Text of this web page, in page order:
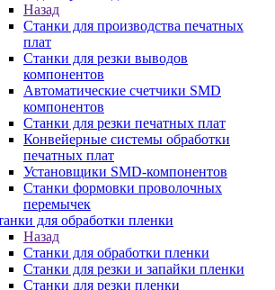
Назад
Станки для производства печатных
плат
Станки для резки выводов
компонентов
Автоматические счетчики SMD
компонентов
Станки для резки печатных плат
Конвейерные системы обработки
печатных плат
Установщики SMD-компонентов
Станки формовки проволочных
перемычек
для обработки пленки
Назад
Станки для обработки пленки
Станки для резки и запайки пленки
Станки для резки пленки